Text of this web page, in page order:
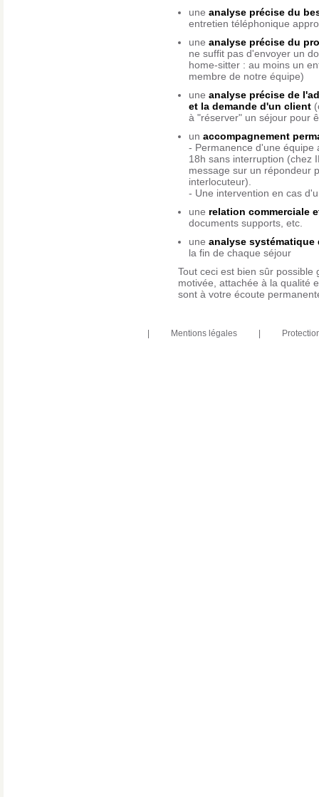
une analyse précise du
entretien téléphonique
une analyse précise du
ne suffit pas d'envoyer un
home-sitter : au moins un
membre de notre équipe)
une analyse précise de
et la demande d'un client
à "réserver" un séjour pour
un accompagnement
- Permanence d'une équipe
18h sans interruption (chez
message sur un répondeur
interlocuteur).
- Une intervention en cas
une relation commerciale
documents supports, etc.
une analyse
la fin de chaque séjour
Tout ceci est bien sûr
motivée, attachée à la qualité
sont à votre écoute
Mentions légales